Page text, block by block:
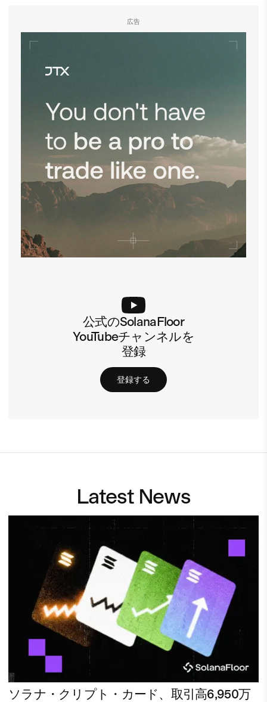
広告
公式のSolanaFloor
YouTubeチャンネルを
登録
登録する
Latest News
ソラナ・クリプト・カード、取引高6,950万